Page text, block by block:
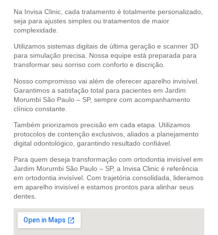
Na Invisa Clinic, cada tratamento é totalmente personalizado,
seja para ajustes simples ou tratamentos de maior
complexidade.
Utilizamos sistemas digitais de última geração e scanner 3D
para simulação precisa. Nossa equipe está preparada para
transformar seu sorriso com conforto e discrição.
Nosso compromisso vai além de oferecer aparelho invisível.
Garantimos a satisfação total para pacientes em Jardim
Morumbi São Paulo – SP, sempre com acompanhamento
clínico constante.
Também priorizamos precisão em cada etapa. Utilizamos
protocolos de contenção exclusivos, aliados a planejamento
digital odontológico, garantindo resultado confiável.
Para quem deseja transformação com ortodontia invisível em
Jardim Morumbi São Paulo – SP, a Invisa Clinic é referência
em ortodontia invisível. Com trajetória consolidada, lideramos
em aparelho invisível e estamos prontos para alinhar seus
dentes.